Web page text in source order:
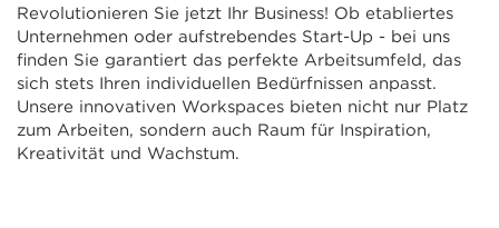
Kontakt
Login
Anfrage senden
Revolutionieren Sie jetzt Ihr Business! Ob etabliertes
Unternehmen oder aufstrebendes Start-Up - bei uns
finden Sie garantiert das perfekte Arbeitsumfeld, das
sich stets Ihren individuellen Bedürfnissen anpasst.
Unsere innovativen Workspaces bieten nicht nur Platz
zum Arbeiten, sondern auch Raum für Inspiration,
Kreativität und Wachstum.